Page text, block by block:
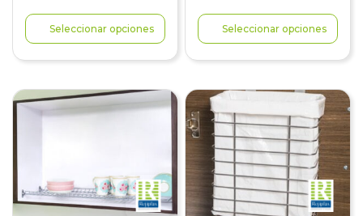
Seleccionar opciones Seleccionar opciones